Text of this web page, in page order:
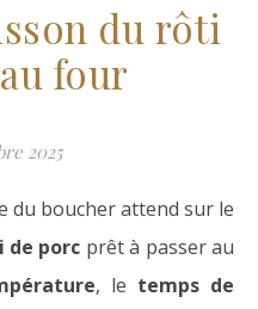
du rôti
four
2025
de porc prêt à passer au
, le temps de